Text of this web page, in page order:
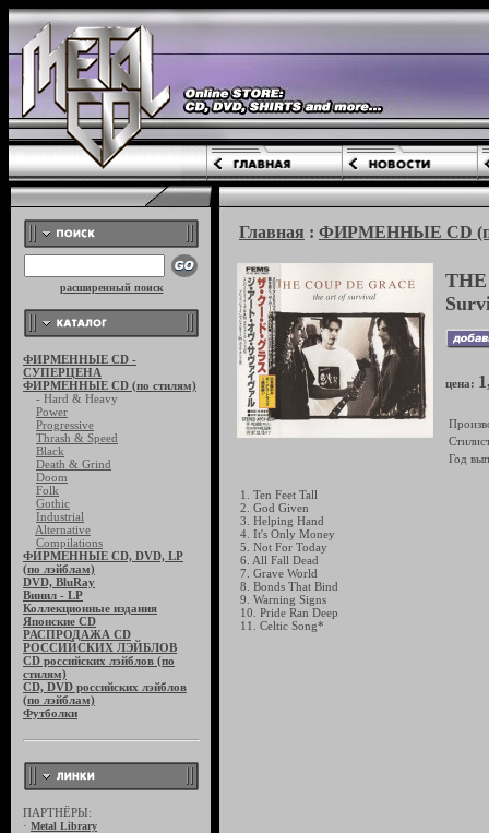
расширенный поиск
ФИРМЕННЫЕ CD -
СУПЕРЦЕНА
ФИРМЕННЫЕ CD (по стилям)
- Hard & Heavy
Power
Progressive
Thrash & Speed
Black
Death & Grind
Doom
Folk
Gothic
Industrial
Alternative
Compilations
ФИРМЕННЫЕ CD, DVD, LP
(по лэйблам)
DVD, BluRay
Винил - LP
Коллекционные издания
Японские CD
РАСПРОДАЖА CD
РОССИЙСКИХ ЛЭЙБЛОВ
CD российских лэйблов (по
стилям)
CD, DVD российских лэйблов
(по лэйблам)
Футболки
ПАРТНЁРЫ:
· Metal Library
Главная : ФИРМЕННЫЕ CD
цена:
Год
1. Ten Feet Tall
2. God Given
3. Helping Hand
4. It's Only Money
5. Not For Today
6. All Fall Dead
7. Grave World
8. Bonds That Bind
9. Warning Signs
10. Pride Ran Deep
11. Celtic Song*